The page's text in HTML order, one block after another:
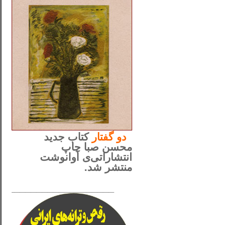
دوگفتار کتاب جدید
محسن صبا چاپ
انتشاراتی‌ی آوانوشت
منتشر شد.